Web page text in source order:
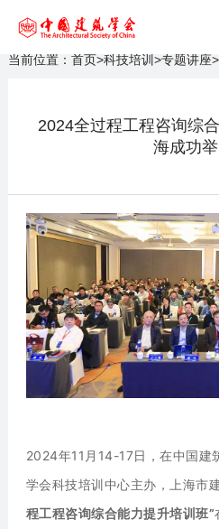
当前位置： 首页>科技培训 >专题讲座>
2024全过程工程咨询综
海成功举
2024年11月14-17日，在中国建
学会科技培训中心主办，上海市
程工程咨询综合能力提升培训班”